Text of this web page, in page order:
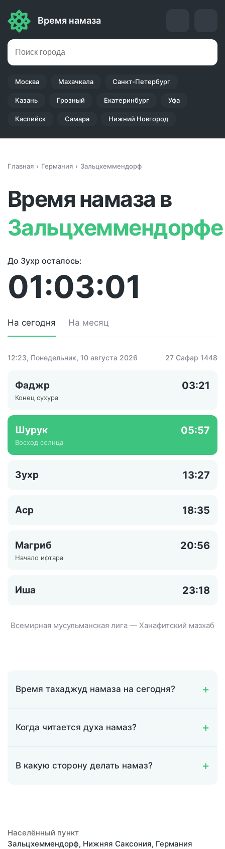
Время намаза
Москва Махачкала Санкт-Петербург
Казань Грозный Екатеринбург Уфа
Каспийск Самара Нижний Новгород
Главная Германия Зальцхеммендорф
Время намаза в
Зальцхеммендорфе
До Зухр осталось:
01:03:01
На сегодня На месяц
12:23, Понедельник, 10 августа 2026 27 Сафар 1448
Фаджр 03:21
Конец сухура
Шурук 05:57
Восход солнца
Зухр 13:27
Аср 18:35
Магриб 20:56
Начало ифтара
Иша 23:18
Всемирная мусульманская лига — Ханафитский мазхаб
Время тахаджуд намаза на сегодня?
Когда читается духа намаз?
В какую сторону делать намаз?
Населённый пункт
Зальцхеммендорф, Нижняя Саксония, Германия